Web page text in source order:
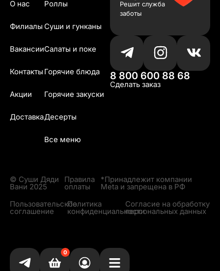
0
О нас
Филиалы
Вакансии
Контакты
Акции
Доставка
Роллы
Суши и гунканы
Салаты и поке
Горячие блюда
Горячие закуски
Десерты
Все меню
Решит служба
заботы
8 800 600 88 68
Сделать заказ
© Суши Дяди
Вани 2025
Правила
оплаты
*Принадлежит компании
Meta и запрещена в РФ
Пользовательское
соглашение
Политика
конфиденциальности
Согласие на обработку
персональных данных